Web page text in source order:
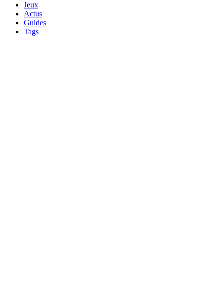
Jeux
Actus
Guides
Tags